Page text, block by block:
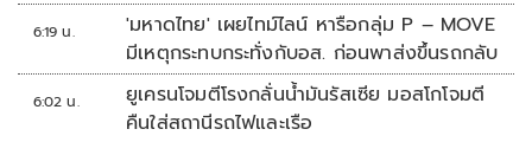
6:19 น.
'มหาดไทย' เผยไทม์ไลน์ หารือกลุ่ม P – MOVE
มีเหตุกระทบกระทั่งกับอส. ก่อนพาส่งขึ้นรถกลับ
6:02 น.
ยูเครนโจมตีโรงกลั่นน้ำมันรัสเซีย มอสโกโจมตี
คืนใส่สถานีรถไฟและเรือ